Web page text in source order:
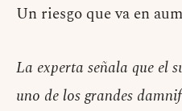
Un riesgo que va en
La experta señala que el
uno de los grandes